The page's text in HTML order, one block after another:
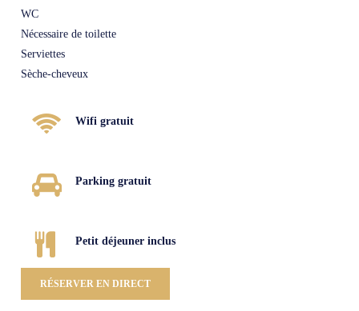
WC
Nécessaire de toilette
Serviettes
Sèche-cheveux
Wifi gratuit
Parking gratuit
Petit déjeuner inclus
RÉSERVER EN DIRECT